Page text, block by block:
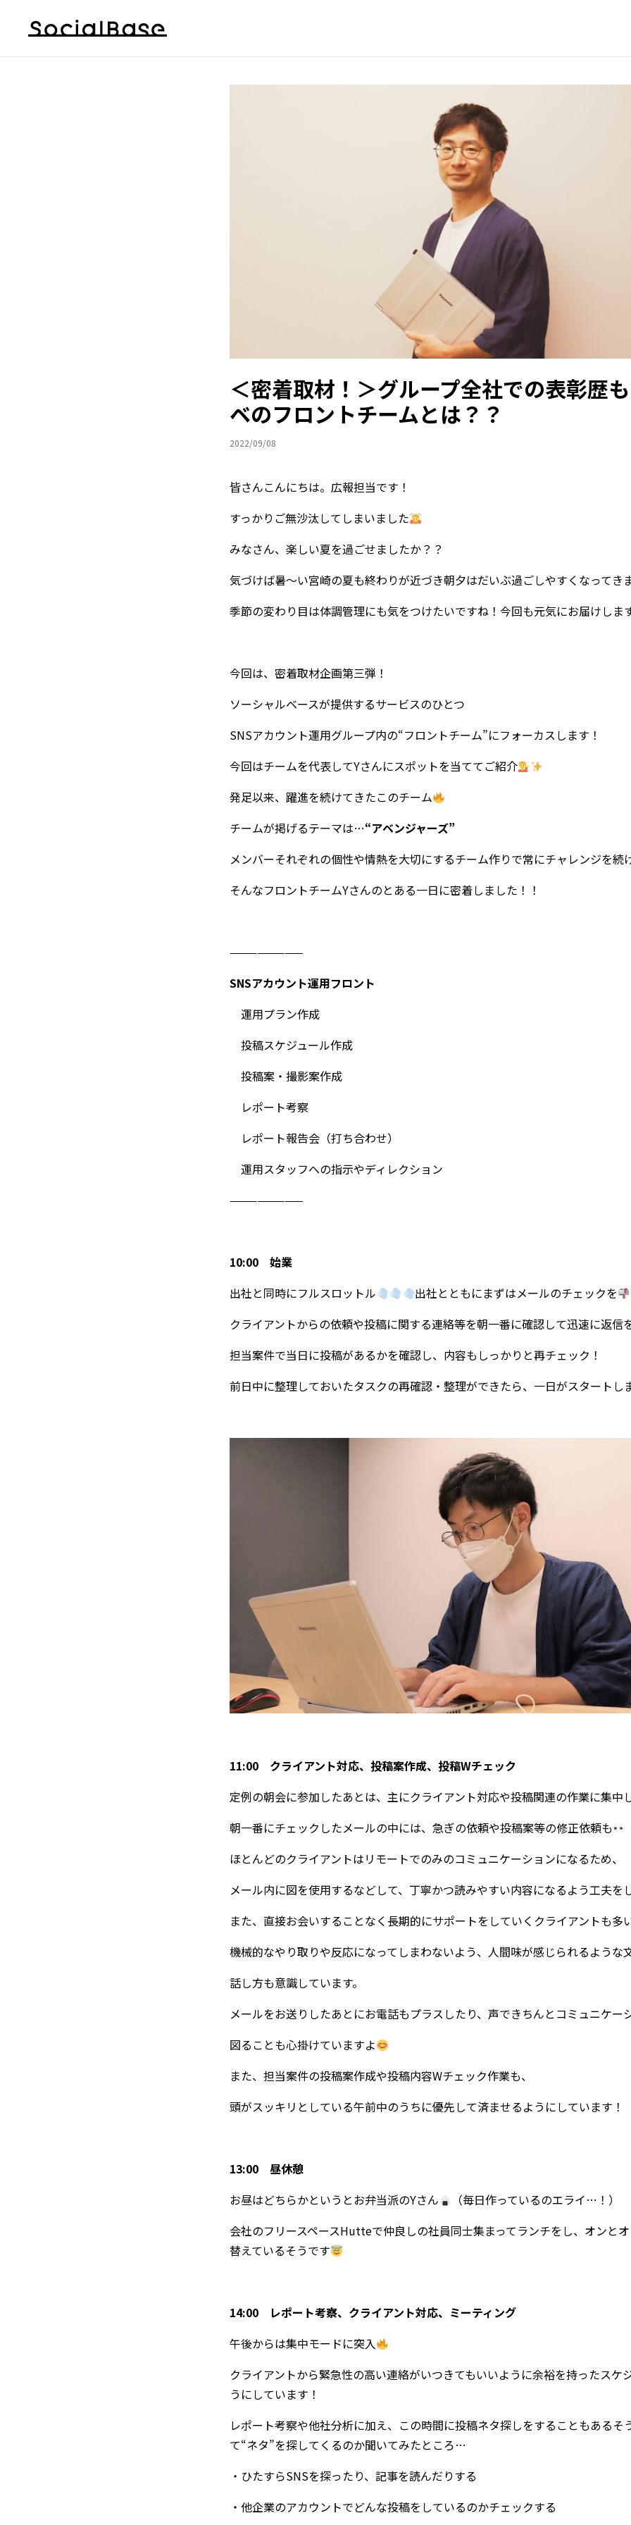
＜密着取材！＞グループ全社での表彰歴
ベのフロントチームとは？？
2022/09/08
皆さんこんにちは。広報担当です！
すっかりご無沙汰してしまいました
みなさん、楽しい夏を過ごせましたか？？
気づけば暑～い宮崎の夏も終わりが近づき朝夕はだいぶ過ごしやすくなってき
季節の変わり目は体調管理にも気をつけたいですね！今回も元気にお届けしま
今回は、密着取材企画第三弾！
ソーシャルベースが提供するサービスのひとつ
SNSアカウント運用グループ内の“フロントチーム”にフォーカスします！
今回はチームを代表してYさんにスポットを当ててご紹介
発足以来、躍進を続けてきたこのチーム
チームが掲げるテーマは…“アベンジャーズ”
メンバーそれぞれの個性や情熱を大切にするチーム作りで常にチャレンジを続
そんなフロントチームYさんのとある一日に密着しました！！
————————
SNSアカウント運用フロント
運用プラン作成
投稿スケジュール作成
投稿案・撮影案作成
レポート考察
レポート報告会（打ち合わせ）
運用スタッフへの指示やディレクション
————————
10:00 始業
出社と同時にフルスロットル
出社とともにまずはメールのチェックを
クライアントからの依頼や投稿に関する連絡等を朝一番に確認して迅速に返信を
担当案件で当日に投稿があるかを確認し、内容もしっかりと再チェック！
前日中に整理しておいたタスクの再確認・整理ができたら、一日がスタートし
11:00 クライアント対応、投稿案作成、投稿Wチェック
定例の朝会に参加したあとは、主にクライアント対応や投稿関連の作業に集中
朝一番にチェックしたメールの中には、急ぎの依頼や投稿案等の修正依頼も
ほとんどのクライアントはリモートでのみのコミュニケーションになるため、
メール内に図を使用するなどして、丁寧かつ読みやすい内容になるよう工夫を
また、直接お会いすることなく長期的にサポートをしていくクライアントも多
機械的なやり取りや反応になってしまわないよう、人間味が感じられるような
話し方も意識しています。
メールをお送りしたあとにお電話もプラスしたり、声できちんとコミュニケー
図ることも心掛けていますよ
また、担当案件の投稿案作成や投稿内容Wチェック作業も、
頭がスッキリとしている午前中のうちに優先して済ませるようにしています！
13:00 昼休憩
お昼はどちらかというとお弁当派のYさん
（毎日作っているのエライ…！）
会社のフリースペースHutteで仲良しの社員同士集まってランチをし、オンと
替えているそうです
14:00
レポート考察、クライアント対応、ミーティング
午後からは集中モードに突入
クライアントから緊急性の高い連絡がいつきてもいいように余裕を持ったスケ
うにしています！
レポート考察や他社分析に加え、この時間に投稿ネタ探しをすることもあるそ
て“ネタ”を探してくるのか聞いてみたところ…
・ひたすらSNSを探ったり、記事を読んだりする
・他企業のアカウントでどんな投稿をしているのかチェックする